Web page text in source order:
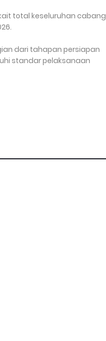
total keseluruhan cabang
dari tahapan persiapan
standar pelaksanaan